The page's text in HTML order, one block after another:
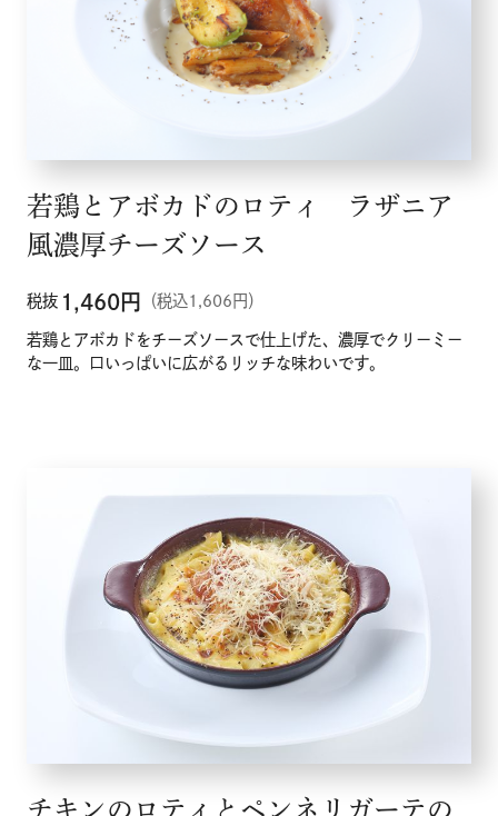
若鶏とアボカドのロティ ラザニア
風濃厚チーズソース
税抜 1,460円 （税込1,606円）
若鶏とアボカドをチーズソースで仕上げた、濃厚でクリーミー
な一皿。口いっぱいに広がるリッチな味わいです。
チキンのロティとペンネリガーテの